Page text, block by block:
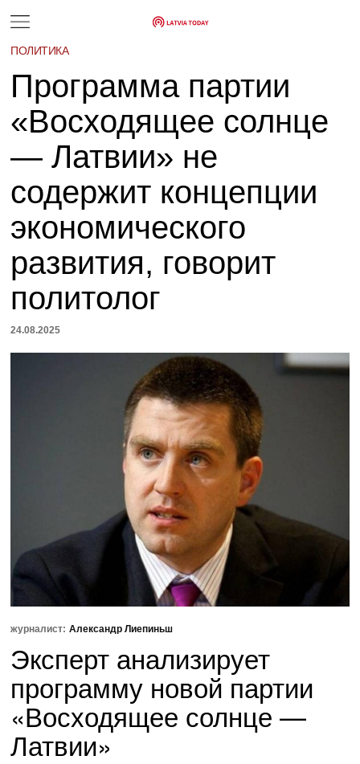
ПОЛИТИКА
Программа партии
«Восходящее солнце
— Латвии» не
содержит концепции
экономического
развития, говорит
политолог
24.08.2025
журналист: Александр Лиепиньш
Эксперт анализирует
программу новой партии
«Восходящее солнце —
Латвии»